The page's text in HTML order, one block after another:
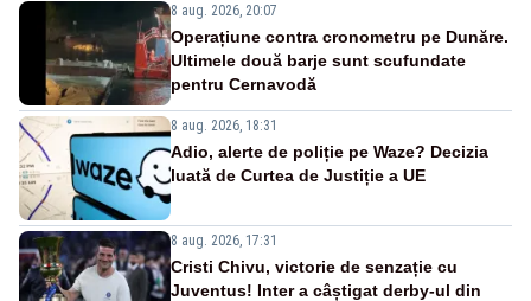
8 aug. 2026, 20:07
Operațiune contra cronometru pe Dunăre.
Ultimele două barje sunt scufundate
pentru Cernavodă
8 aug. 2026, 18:31
Adio, alerte de poliție pe Waze? Decizia
luată de Curtea de Justiție a UE
8 aug. 2026, 17:31
Cristi Chivu, victorie de senzație cu
Juventus! Inter a câștigat derby-ul din